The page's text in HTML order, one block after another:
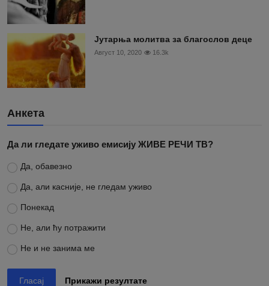
Јутарња молитва за благослов деце
Август 10, 2020 16.3k
Анкета
Да ли гледате уживо емисију ЖИВЕ РЕЧИ ТВ?
Да, обавезно
Да, али касније, не гледам уживо
Понекад
Не, али ћу потражити
Не и не занима ме
Гласај Прикажи резултате